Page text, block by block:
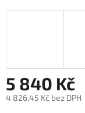
5 840 Kč
4 826,45 Kč bez DPH